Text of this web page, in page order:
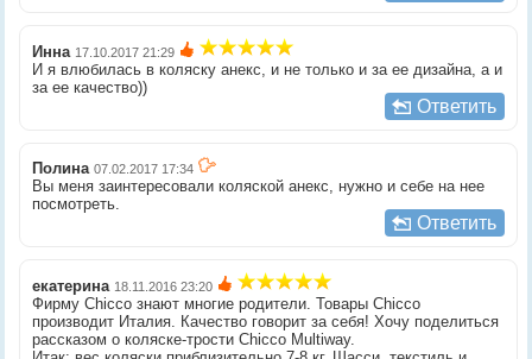
Инна 17.10.2017 21:29
И я влюбилась в коляску анекс, и не только и за ее дизайна, а и
за ее качество))
Ответить
Полина 07.02.2017 17:34
Вы меня заинтересовали коляской анекс, нужно и себе на нее
посмотреть.
Ответить
екатерина 18.11.2016 23:20
Фирму Chicco знают многие родители. Товары Chicco
производит Италия. Качество говорит за себя! Хочу поделиться
рассказом о коляске-трости Chicco Multiway.